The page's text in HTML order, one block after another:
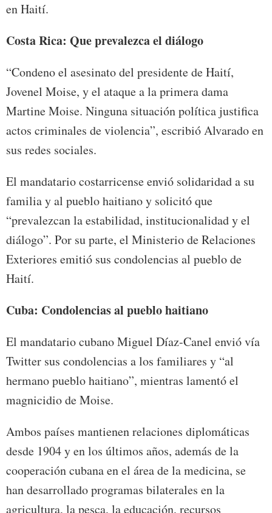
en Haití.
Costa Rica: Que prevalezca el diálogo
“Condeno el asesinato del presidente de Haití,
Jovenel Moise, y el ataque a la primera dama
Martine Moise. Ninguna situación política justifica
actos criminales de violencia”, escribió Alvarado en
sus redes sociales.
El mandatario costarricense envió solidaridad a su
familia y al pueblo haitiano y solicitó que
“prevalezcan la estabilidad, institucionalidad y el
diálogo”. Por su parte, el Ministerio de Relaciones
Exteriores emitió sus condolencias al pueblo de
Haití.
Cuba: Condolencias al pueblo haitiano
El mandatario cubano Miguel Díaz-Canel envió vía
Twitter sus condolencias a los familiares y “al
hermano pueblo haitiano”, mientras lamentó el
magnicidio de Moise.
Ambos países mantienen relaciones diplomáticas
desde 1904 y en los últimos años, además de la
cooperación cubana en el área de la medicina, se
han desarrollado programas bilaterales en la
agricultura, la pesca, la educación, recursos